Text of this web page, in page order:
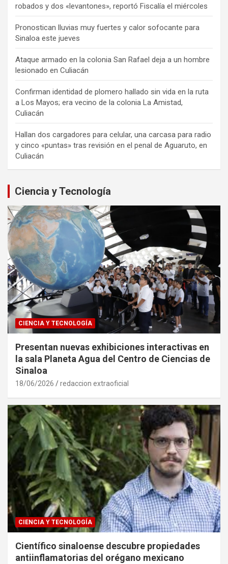
robados y dos «levantones», reportó Fiscalía el miércoles
Pronostican lluvias muy fuertes y calor sofocante para
Sinaloa este jueves
Ataque armado en la colonia San Rafael deja a un hombre
lesionado en Culiacán
Confirman identidad de plomero hallado sin vida en la ruta
a Los Mayos; era vecino de la colonia La Amistad,
Culiacán
Hallan dos cargadores para celular, una carcasa para radio
y cinco «puntas» tras revisión en el penal de Aguaruto, en
Culiacán
Ciencia y Tecnología
CIENCIA Y TECNOLOGÍA
Presentan nuevas exhibiciones interactivas en
la sala Planeta Agua del Centro de Ciencias de
Sinaloa
18/06/2026 redaccion extraoficial
CIENCIA Y TECNOLOGÍA
Científico sinaloense descubre propiedades
antiinflamatorias del orégano mexicano